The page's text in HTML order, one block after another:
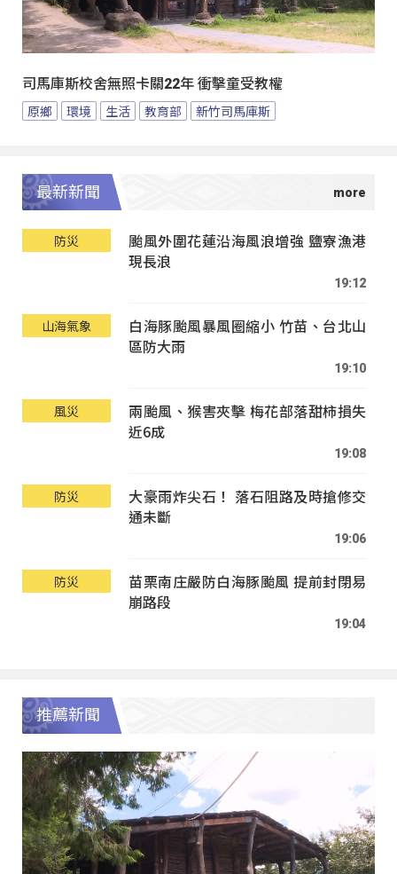
司馬庫斯校舍無照卡關22年 衝擊童受教權
原鄉 環境 生活 教育部 新竹司馬庫斯
最新新聞
防災
颱風外圍花蓮沿海風浪增強 鹽寮漁港
現長浪
19:12
山海氣象
白海豚颱風暴風圈縮小 竹苗、台北山
區防大雨
19:10
風災
兩颱風、猴害夾擊 梅花部落甜柿損失
近6成
19:08
防災
大豪雨炸尖石！ 落石阻路及時搶修交
通未斷
19:06
防災
苗栗南庄嚴防白海豚颱風 提前封閉易
崩路段
19:04
推薦新聞